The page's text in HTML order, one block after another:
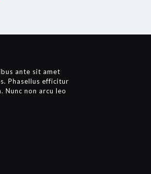
ante sit amet
Phasellus efficitur
Nunc non arcu leo